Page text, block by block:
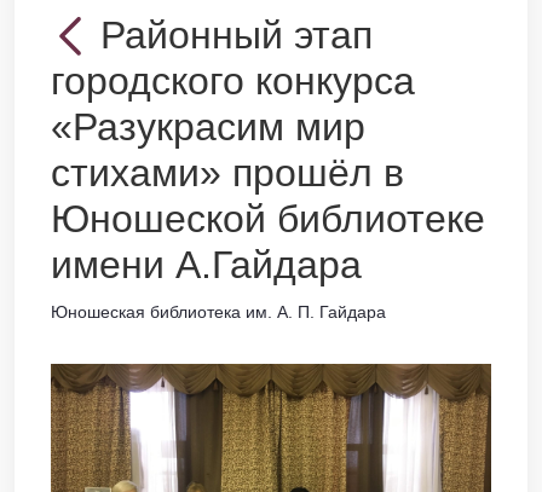
Районный этап
городского конкурса
«Разукрасим мир
стихами» прошёл в
Юношеской библиотеке
имени А.Гайдара
Юношеская библиотека им. А. П. Гайдара